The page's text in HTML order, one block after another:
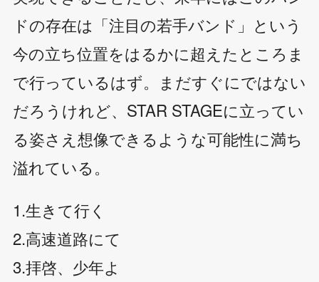
ドの存在は「注目の若手バンド」という
今の立ち位置をはるかに超えたところま
で行っているはず。まだすぐにではない
だろうけれど、STAR STAGEに立ってい
る姿さえ想像できるような可能性に満ち
溢れている。
1.生きて行く
2.高速道路にて
3.拝啓、少年よ